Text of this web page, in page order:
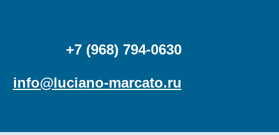
+7 (968) 794-0630
info@luciano-marcato.ru